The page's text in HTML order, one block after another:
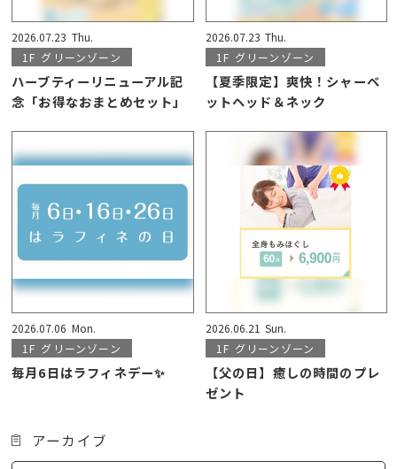
2026.07.23 Thu.
1F グリーンゾーン
ハーブティーリニューアル記
念「お得なおまとめセット」
2026.07.23 Thu.
1F グリーンゾーン
【夏季限定】爽快！シャーベ
ットヘッド＆ネック
2026.07.06 Mon.
1F グリーンゾーン
毎月6日はラフィネデー✨
2026.06.21 Sun.
1F グリーンゾーン
【父の日】癒しの時間のプレ
ゼント
アーカイブ